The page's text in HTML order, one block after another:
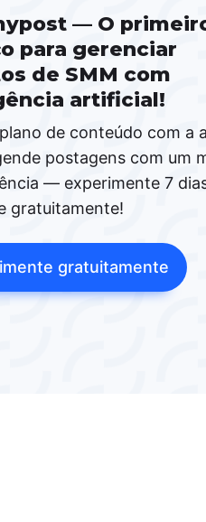
— O
para gerenciar
de SMM com
artificial!
de conteúdo com a
postagens com um
— experimente 7
gratuitamente!
gratuitamente